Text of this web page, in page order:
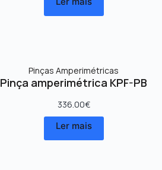
Pinças Amperimétricas
Pinça amperimétrica KPF-PB
336.00€
Ler mais